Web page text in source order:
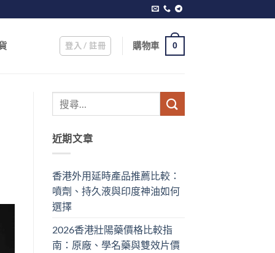
登入 / 註冊 購物車 0
近期文章
香港外用延時產品推薦比較：
噴劑、持久液與印度神油如何
選擇
2026香港壯陽藥價格比較指
南：原廠、學名藥與雙效片價